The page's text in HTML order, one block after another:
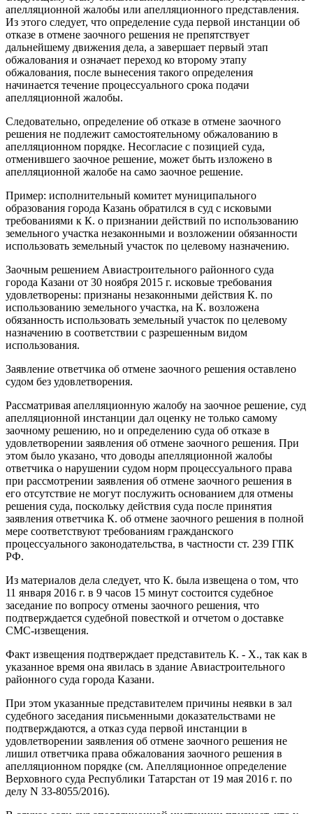
апелляционной жалобы или апелляционного представления.
Из этого следует, что определение суда первой инстанции об
отказе в отмене заочного решения не препятствует
дальнейшему движения дела, а завершает первый этап
обжалования и означает переход ко второму этапу
обжалования, после вынесения такого определения
начинается течение процессуального срока подачи
апелляционной жалобы.
Следовательно, определение об отказе в отмене заочного
решения не подлежит самостоятельному обжалованию в
апелляционном порядке. Несогласие с позицией суда,
отменившего заочное решение, может быть изложено в
апелляционной жалобе на само заочное решение.
Пример: исполнительный комитет муниципального
образования города Казань обратился в суд с исковыми
требованиями к К. о признании действий по использованию
земельного участка незаконными и возложении обязанности
использовать земельный участок по целевому назначению.
Заочным решением Авиастроительного районного суда
города Казани от 30 ноября 2015 г. исковые требования
удовлетворены: признаны незаконными действия К. по
использованию земельного участка, на К. возложена
обязанность использовать земельный участок по целевому
назначению в соответствии с разрешенным видом
использования.
Заявление ответчика об отмене заочного решения оставлено
судом без удовлетворения.
Рассматривая апелляционную жалобу на заочное решение, суд
апелляционной инстанции дал оценку не только самому
заочному решению, но и определению суда об отказе в
удовлетворении заявления об отмене заочного решения. При
этом было указано, что доводы апелляционной жалобы
ответчика о нарушении судом норм процессуального права
при рассмотрении заявления об отмене заочного решения в
его отсутствие не могут послужить основанием для отмены
решения суда, поскольку действия суда после принятия
заявления ответчика К. об отмене заочного решения в полной
мере соответствуют требованиям гражданского
процессуального законодательства, в частности ст. 239 ГПК
РФ.
Из материалов дела следует, что К. была извещена о том, что
11 января 2016 г. в 9 часов 15 минут состоится судебное
заседание по вопросу отмены заочного решения, что
подтверждается судебной повесткой и отчетом о доставке
СМС-извещения.
Факт извещения подтверждает представитель К. - Х., так как в
указанное время она явилась в здание Авиастроительного
районного суда города Казани.
При этом указанные представителем причины неявки в зал
судебного заседания письменными доказательствами не
подтверждаются, а отказ суда первой инстанции в
удовлетворении заявления об отмене заочного решения не
лишил ответчика права обжалования заочного решения в
апелляционном порядке (см. Апелляционное определение
Верховного суда Республики Татарстан от 19 мая 2016 г. по
делу N 33-8055/2016).